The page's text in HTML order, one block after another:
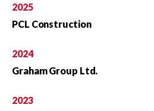
2025
PCL Construction
2024
Graham Group Ltd.
2023